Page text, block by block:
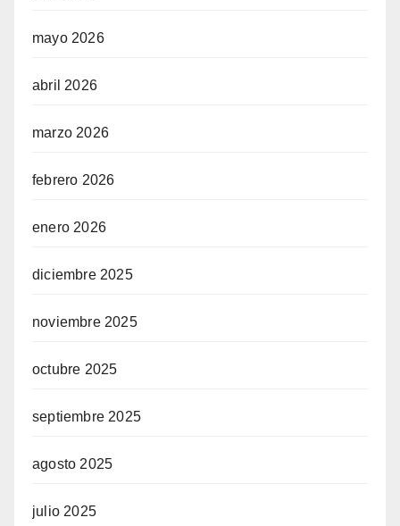
mayo 2026
abril 2026
marzo 2026
febrero 2026
enero 2026
diciembre 2025
noviembre 2025
octubre 2025
septiembre 2025
agosto 2025
julio 2025